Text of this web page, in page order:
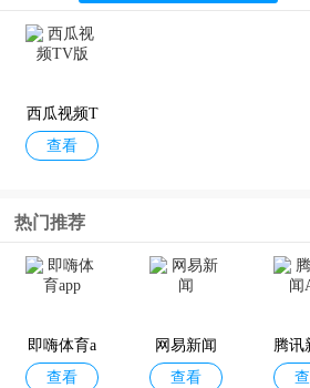
西瓜视频T
V版
查看
热门推荐
即嗨体育a
pp
查看
网易新闻
查看
腾讯